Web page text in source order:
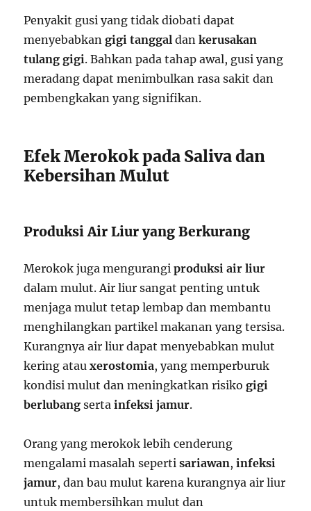
Penyakit gusi yang tidak diobati dapat
menyebabkangigi tanggal dankerusakan
tulang gigi. Bahkan pada tahap awal, gusi yang
meradang dapat menimbulkan rasa sakit dan
pembengkakan yang signifikan.
Efek Merokok pada Saliva dan
Kebersihan Mulut
Produksi Air Liur yang Berkurang
Merokok juga mengurangiproduksi air liur
dalam mulut. Air liur sangat penting untuk
menjaga mulut tetap lembap dan membantu
menghilangkan partikel makanan yang tersisa.
Kurangnya air liur dapat menyebabkan mulut
kering atauxerostomia, yang memperburuk
kondisi mulut dan meningkatkan risikogigi
berlubang sertainfeksi jamur.
Orang yang merokok lebih cenderung
mengalami masalah sepertisariawan,infeksi
jamur, dan bau mulut karena kurangnya air liur
untuk membersihkan mulut dan